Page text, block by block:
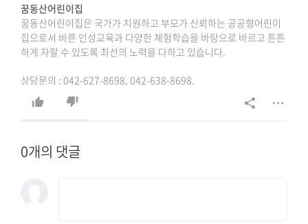
꿈동산어린이집
꿈동산어린이집은 국가가 지원하고 부모가 신뢰하는 공공형어린이
집으로서 바른 인성교육과 다양한 체험학습을 바탕으로 바르고 튼튼
하게 자랄 수 있도록 최선의 노력을 다하고 있습니다.
상담문의 : 042-627-8698, 042-638-8698.
0개의 댓글